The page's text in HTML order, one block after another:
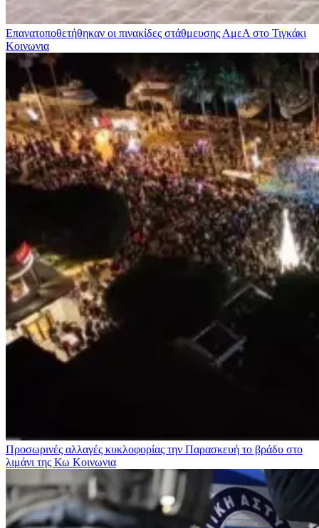
Επανατοποθετήθηκαν οι πινακίδες στάθμευσης ΑμεΑ στο Τιγκάκι
Κοινωνια
Προσωρινές αλλαγές κυκλοφορίας την Παρασκευή το βράδυ στο
λιμάνι της Κω Κοινωνια